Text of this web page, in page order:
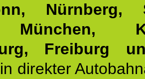
Nürnberg,
Freiburg
direkter